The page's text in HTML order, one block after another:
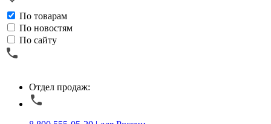
По товарам
По новостям
По сайту
Отдел продаж: